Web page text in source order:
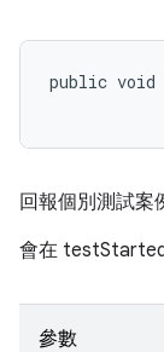
public
回報個別測試案
會在
參數